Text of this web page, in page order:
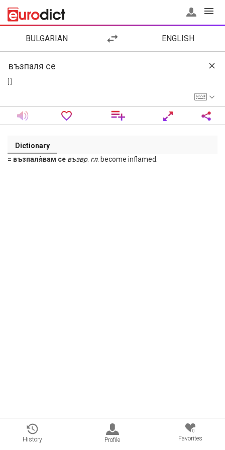
BULGARIAN ENGLISH
Dictionary
= възпаля̀вам се възвр. гл. become inflamed.
History Profile
0
Favorites